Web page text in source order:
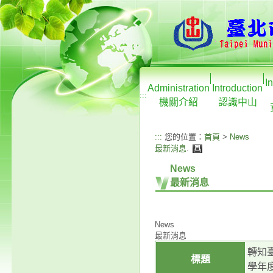
:::
Administration
機關介紹
Introduction
認識中山
::: 您的位置： 首頁 > News
最新消息.
News
最新消息
News
最新消息
標題
轉知
學年